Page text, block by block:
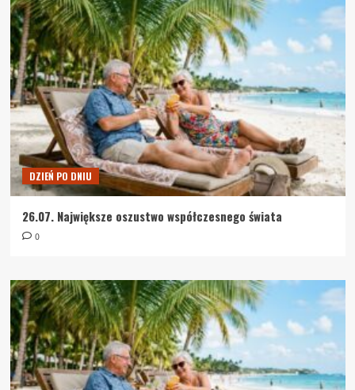
DZIEŃ PO DNIU
26.07. Największe oszustwo współczesnego świata
0